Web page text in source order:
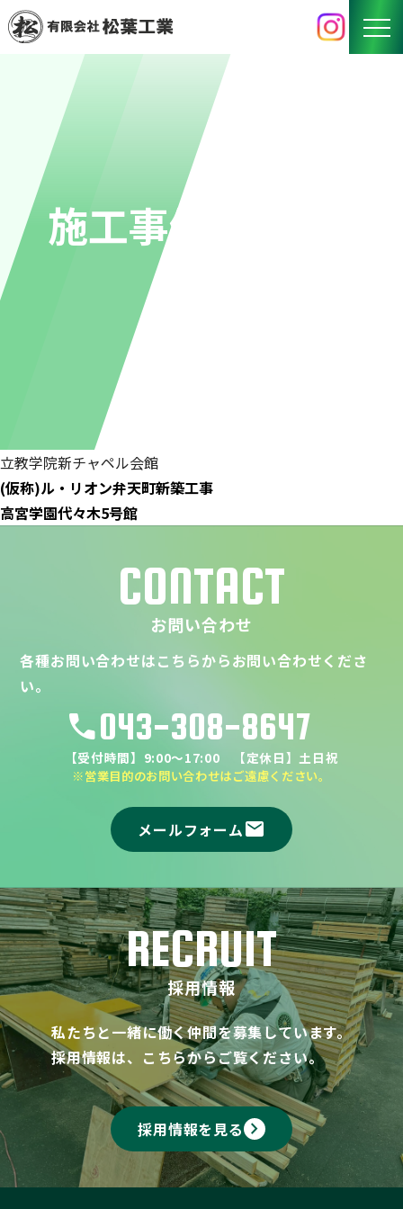
BUSINESS
WORKS
RECRUIT
COMPANY
施工事例
立教学院新チャペル会館
(仮称)ル・リオン弁天町新築工事
高宮学園代々木5号館
CONTACT
お問い合わせ
各種お問い合わせはこちらからお問い合わせくださ
い。
call043-308-8647
【受付時間】9:00～17:00 【定休日】土日祝
※営業目的のお問い合わせはご遠慮ください。
メールフォームmail
RECRUIT
採用情報
私たちと一緒に働く仲間を募集しています。
採用情報は、こちらからご覧ください。
採用情報を見るkeyboard_arrow_right